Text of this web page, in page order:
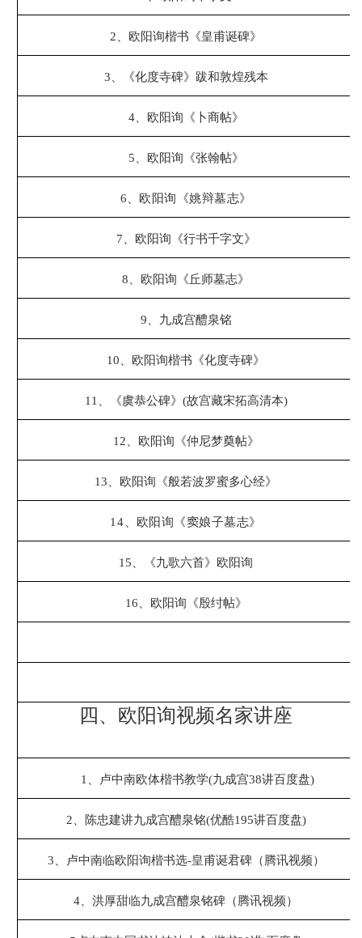
2 欧阳询楷书《皇甫诞碑》
3、 《化度寺碑》跋和敦煌残本
4、 欧阳询《卜商帖》
5、 欧阳询《张翰帖》
6 欧阳询《姚辩墓志》
7、 欧阳询《行书千字文》
8、 欧阳询《丘师墓志》
9、 九成宫醴泉铭
10、 欧阳询楷书《化度寺碑》
11、 《虞恭公碑》(故宫藏宋拓高清本)
12、 欧阳询《仲尼梦奠帖》
13、 欧阳询《般若波罗蜜多心经》
14 欧阳询《窦娘子墓志》
15、 《九歌六首》欧阳询
16 欧阳询《殷纣帖》
四、欧阳询视频名家讲座
1、 卢中南欧体楷书教学(九成宫38讲百度盘)
2、 陈忠建讲九成宫醴泉铭(优酷195讲百度盘)
3、 卢中南临欧阳询楷书选-皇甫诞君碑（腾讯视频）
4、洪厚甜临九成宫醴泉铭碑（腾讯视频）